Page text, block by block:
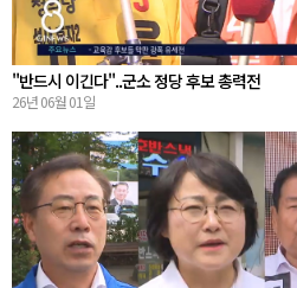
"반드시 이긴다"..군소 정당 후보 총력전
26년 06월 01일